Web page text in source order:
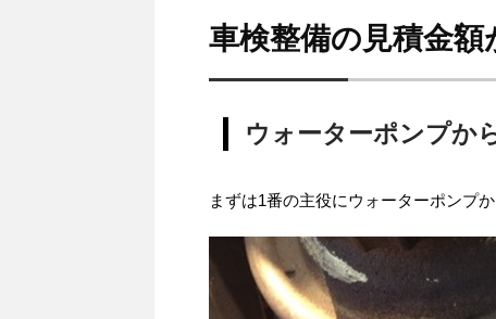
車検整備の見積金額
ウォーターポンプか
まずは1番の主役にウォーターポンプ